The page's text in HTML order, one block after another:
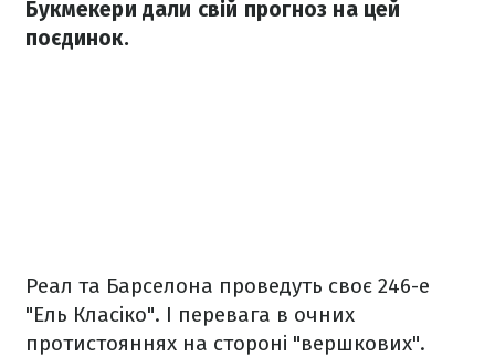
Букмекери дали свій прогноз на цей
поєдинок.
Реал та Барселона проведуть своє 246-е
"Ель Класіко". І перевага в очних
протистояннях на стороні "вершкових".